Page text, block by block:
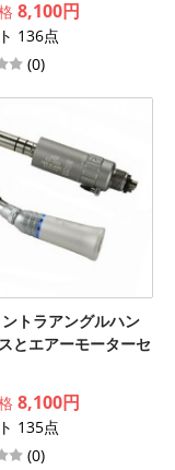
8,100円
136点
(0)
トラアングルハン
とエアーモーターセ
8,100円
135点
(0)